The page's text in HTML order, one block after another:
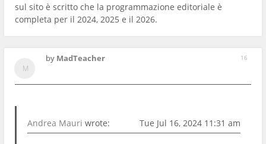
sul sito è scritto che la programmazione editoriale è
completa per il 2024, 2025 e il 2026.
16
by MadTeacher
Andrea Mauri wrote: Tue Jul 16, 2024 11:31 am